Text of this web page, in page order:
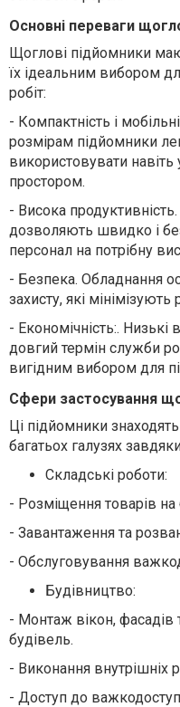
Основні переваги
Щоглові підйомники
їх ідеальним вибором
робіт:
- Компактність і
розмірам підйомники
використовувати
простором.
- Висока
дозволяють швидко і
персонал на потрібну
- Безпека. Обладнання
захисту, які мінімізують
- Економічність:. Низькі
довгий термін служби
вигідним вибором для
Сфери застосування
Ці підйомники
багатьох галузях
Складські роботи:
- Розміщення товарів на
- Завантаження та
- Обслуговування
Будівництво:
- Монтаж вікон, фасадів
будівель.
- Виконання внутрішніх
- Доступ до